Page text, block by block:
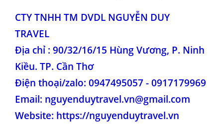
CTY TNHH TM DVDL NGUYỄN DUY
TRAVEL
Địa chỉ : 90/32/16/15 Hùng Vương, P. Ninh
Kiều. TP. Cần Thơ
Điện thoại/zalo: 0947495057 - 0917179969
Email: nguyenduytravel.vn@gmail.com
Website: https://nguyenduytravel.vn